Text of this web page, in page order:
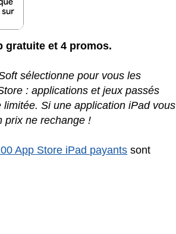
gratuite et 4 promos.
sélectionne pour vous les
: applications et jeux passés
Si une application iPad vous
prix ne rechange !
App Store iPad payants sont